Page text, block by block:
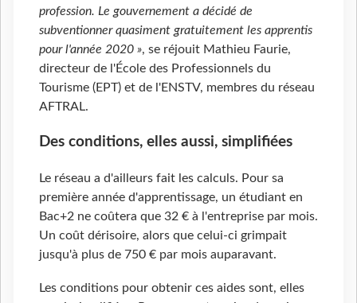
profession. Le gouvernement a décidé de
subventionner quasiment gratuitement les apprentis
pour l'année 2020 », se réjouit Mathieu Faurie,
directeur de l'École des Professionnels du
Tourisme (EPT) et de l'ENSTV, membres du réseau
AFTRAL.
Des conditions, elles aussi, simplifiées
Le réseau a d'ailleurs fait les calculs. Pour sa
première année d'apprentissage, un étudiant en
Bac+2 ne coûtera que 32 € à l'entreprise par mois.
Un coût dérisoire, alors que celui-ci grimpait
jusqu'à plus de 750 € par mois auparavant.
Les conditions pour obtenir ces aides sont, elles